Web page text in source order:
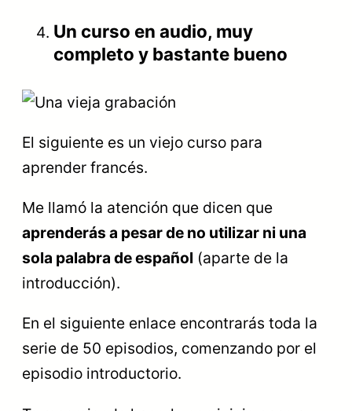
Un curso en audio, muy
completo y bastante bueno
El siguiente es un viejo curso para
aprender francés.
Me llamó la atención que dicen que
aprenderás a pesar de no utilizar ni una
sola palabra de español (aparte de la
introducción).
En el siguiente enlace encontrarás toda la
serie de 50 episodios, comenzando por el
episodio introductorio.